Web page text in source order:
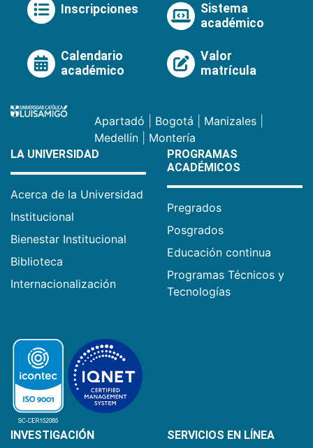
Inscripciones
Sistema
académico
Calendario
académico
Valor
matrícula
Apartadó Bogotá Manizales
Medellín
Montería
LA UNIVERSIDAD
Acerca de la Universidad
Institucional
Bienestar Institucional
Biblioteca
Internacionalización
PROGRAMAS
ACADÉMICOS
Pregrados
Posgrados
Educación continua
Programas Técnicos y
Tecnologías
INVESTIGACIÓN SERVICIOS EN LÍNEA